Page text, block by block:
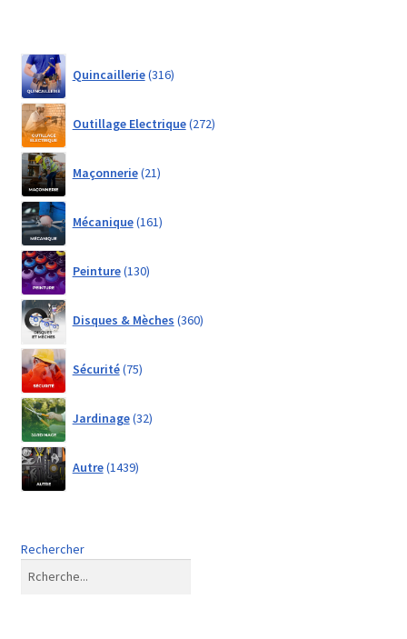
Quincaillerie 316products
Outillage Electrique 272products
Maçonnerie 21products
Mécanique 161products
Peinture 130products
Disques & Mèches 360products
Sécurité 75products
Jardinage 32products
Autre 1439products
Rechercher